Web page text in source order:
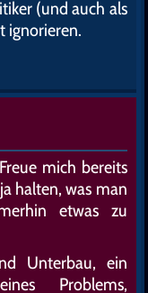
(und auch als
ignorieren.
mich bereits
halten, was man
etwas zu
Unterbau, ein
Problems,